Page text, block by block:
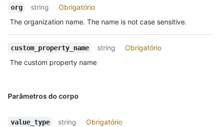
org string
Obrigatório
The organization name. The name is not case sensitive.
custom_property_name string
Obrigatório
The custom property name
Parâmetros do corpo
value_type string
Obrigatório